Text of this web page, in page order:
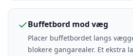
Buffetbord mod væg
Placer buffetbordet langs
blokere gangarealer. Et ekstra